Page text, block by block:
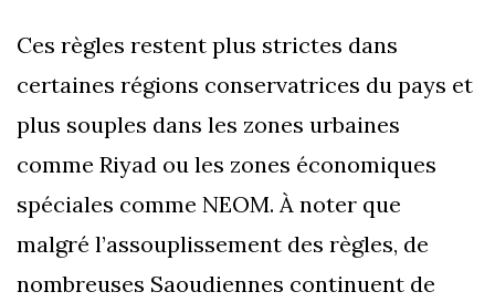
Ces règles restent plus strictes dans
certaines régions conservatrices du pays et
plus souples dans les zones urbaines
comme Riyad ou les zones économiques
spéciales comme NEOM. À noter que
malgré l’assouplissement des règles, de
nombreuses Saoudiennes continuent de